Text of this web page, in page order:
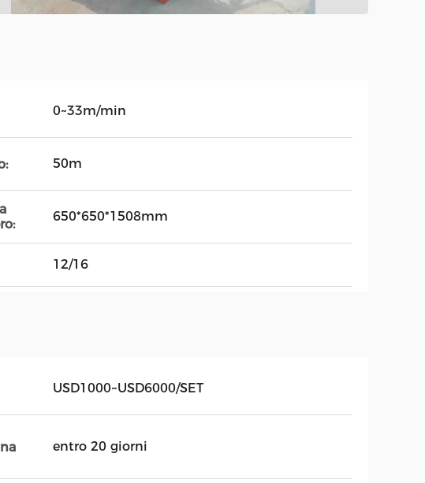
0~33m/min
50m
650*650*1508mm
12/16
USD1000~USD6000/SET
entro 20 giorni